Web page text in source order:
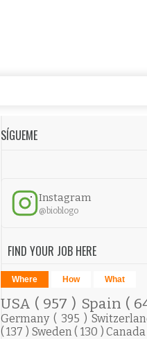
SÍGUEME
Instagram
@bioblogo
FIND YOUR JOB HERE
Where How What
USA ( 957 ) Spain (
Germany ( 395 )
( 137 ) Sweden( 130 )